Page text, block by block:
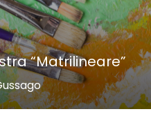
“Matrilineare”